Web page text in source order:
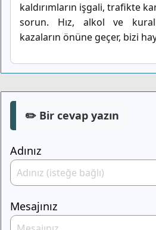
kaldırımların işgali, trafikte
sorun. Hız, alkol ve
kazaların önüne geçer, bizi
✏️ Bir cevap yazın
Adınız
Mesajınız